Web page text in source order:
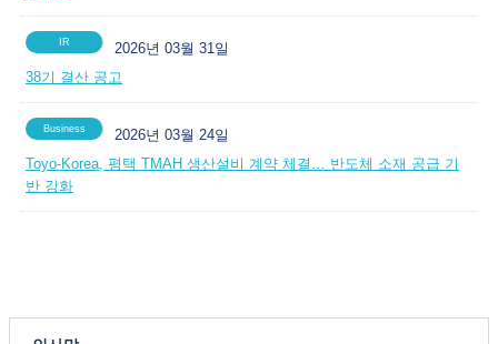
IR
2026년 03월 31일
38기 결산 공고
Business
2026년 03월 24일
Toyo-Korea, 평택 TMAH 생산설비 계약 체결… 반도체 소재 공급 기
반 강화